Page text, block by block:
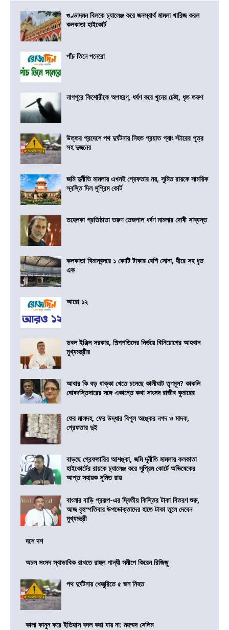
গুণ্ডাদমন বিলকে চ্যালেঞ্জ করে জনস্বার্থ মামলা খারিজ করল
কলকাতা হাইকোর্ট
পাঁচ তিনে পনেরো
নাগপুরে কিশোরীকে অপহরণ, ধর্ষণ করে খুনের চেষ্টা, ধৃত তরুণ
উত্তর প্রদেশে পথ দুর্ঘটনায় নিহত প্রয়াত গ্যাং স্টারের পুত্র
সহ দুজনের
জমি দুর্নীতি মামলায় এখনই গ্রেফতার নয়, সুমিত রায়কে সাময়িক
স্বস্তি দিল সুপ্রিম কোর্ট
তহেলকা প্রতিষ্ঠাতা তরুণ তেজপাল ধর্ষণ মামলার দোষী সাব্যস্ত
কলকাতা বিমানবন্দরে ১ কোটি টাকার বেশি সোনা, হীরে সহ ধৃত
এক
আরো ১২
ডবল ইঞ্জিন সরকার, শিল্পপতিদের নির্ভয়ে বিনিয়োগের আহবান
মুখ্যমন্ত্রীর
আবার কি বড় ধাক্কা খেতে চলেছে কালীঘাট তৃণমূল? কাকলি
ঘোষদস্তিদারের সঙ্গে একান্তে কথা সাংসদ রাজীব কুমারের
ফের মালদহ, ফের উদ্ধার বিপুল অঙ্কের নগদ ও মাদক,
গ্রেফতার দুই
বাড়ছে গ্রেফতারির আশঙ্কা, জমি দূর্নীতি মামলায় কলকাতা
হাইকোর্টের রায়কে চ্যালেঞ্জ করে সুপ্রিম কোর্টে অভিষেকের
আপ্ত সহায়ক সুমিত রায়
বাংলার বাড়ি প্রকল্প-এর দ্বিতীয় কিস্তির টাকা বিতরণ শুরু,
আজ বৃহস্পতিবার উপভোক্তাদের হাতে টাকা তুলে দেবেন
মুখ্যমন্ত্রী
দশে দশ
অচল সংসদ স্বাভাবিক রাখতে রাহুল গান্ধী সমীপে কিরেন রিজিজু
পথ দুর্ঘটনায় খেজুরিতে ৫ জন নিহত
কালা কানুন করে ইতিহাস বদল করা যায় না: মহম্মদ সেলিম